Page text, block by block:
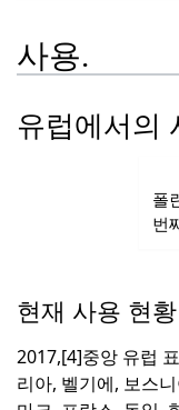
사용.
유럽에서의
폴
번
현재 사용 현황
2017,[4]중앙 유럽
리아, 벨기에, 보스